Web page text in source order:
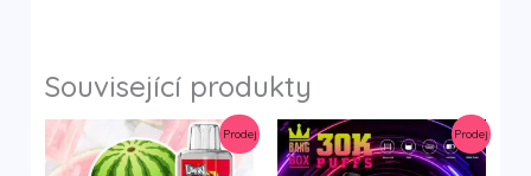
Související produkty
Prodej Prodej